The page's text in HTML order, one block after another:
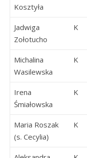
Kosztyła
Jadwiga
Zołotucho
K
Michalina
Wasilewska
K
Irena
Śmiałowska
K
Maria Roszak
(s. Cecylia)
K